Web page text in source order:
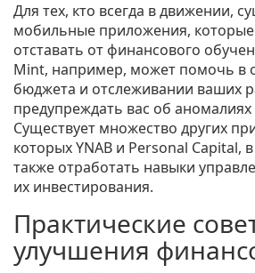
Для тех, кто всегда в движении,
мобильные приложения,
отставать от финансового
Mint, например, может помочь в
бюджета и отслеживании ваших
предупреждать вас об аномалиях
Существует множество других
которых YNAB и Personal Capital,
также отработать навыки
их инвестирования.
Практические
улучшения